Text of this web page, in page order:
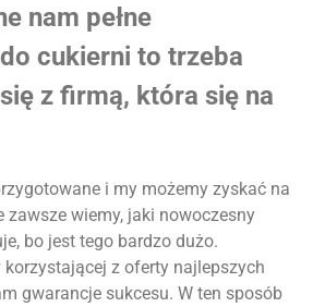
nam pełne
cukierni to trzeba
z firmą, która się na
i my możemy zyskać na
zawsze wiemy, jaki nowoczesny
bo jest tego bardzo dużo.
z oferty najlepszych
gwarancje sukcesu. W ten sposób